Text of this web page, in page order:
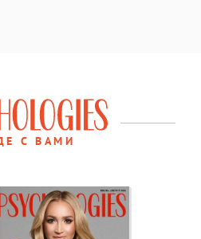
С ВАМИ